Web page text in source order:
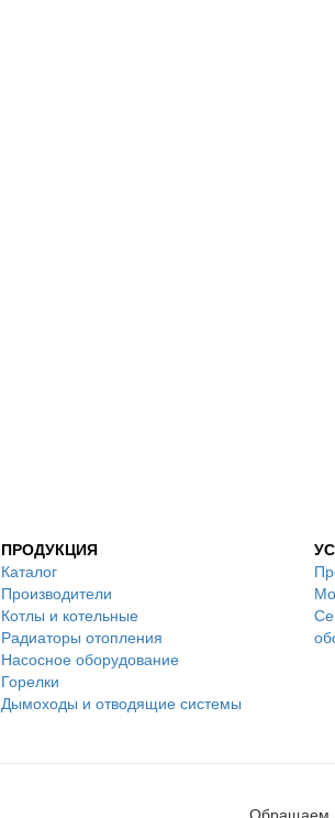
ПРОДУКЦИЯ
Каталог
Производители
Котлы и котельные
Радиаторы отопления
Насосное оборудование
Горелки
Дымоходы и отводящие системы
Обращаем